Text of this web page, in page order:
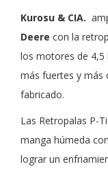
Kurosu & CIA.
Deere con la
los motores de 4,5
más fuertes y más
fabricado.
Las Retropalas P-
manga húmeda
lograr un